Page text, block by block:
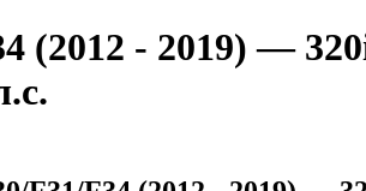
(2012 - 2019) —